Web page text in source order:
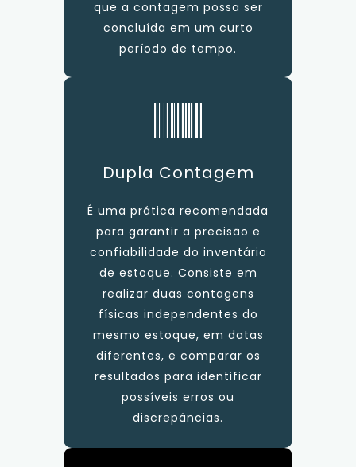
que a contagem possa ser
concluída em um curto
período de tempo.
Dupla Contagem
É uma prática recomendada
para garantir a precisão e
confiabilidade do inventário
de estoque. Consiste em
realizar duas contagens
físicas independentes do
mesmo estoque, em datas
diferentes, e comparar os
resultados para identificar
possíveis erros ou
discrepâncias.